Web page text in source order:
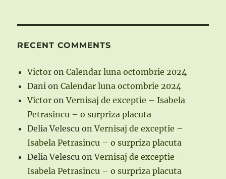
RECENT COMMENTS
Victor onCalendar luna octombrie 2024
Dani onCalendar luna octombrie 2024
Victor onVernisaj de exceptie – Isabela
Petrasincu – o surpriza placuta
Delia Velescu onVernisaj de exceptie –
Isabela Petrasincu – o surpriza placuta
Delia Velescu onVernisaj de exceptie –
Isabela Petrasincu – o surpriza placuta